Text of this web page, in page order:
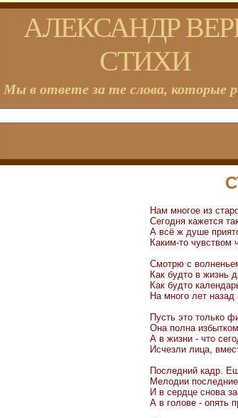
АЛЕКСАНДР
СТИХИ
Мы в ответе за те слова, которые
Нам многое из
Сегодня кажется
А всё ж душе
Каким-то
Смотрю с
Как будто в жизнь
Как будто
На много лет назад
Пусть это только
Она полна
А в жизни - что
Исчезли лица,
Последний кадр.
Мелодии
И в сердце снова
А в голове - опять